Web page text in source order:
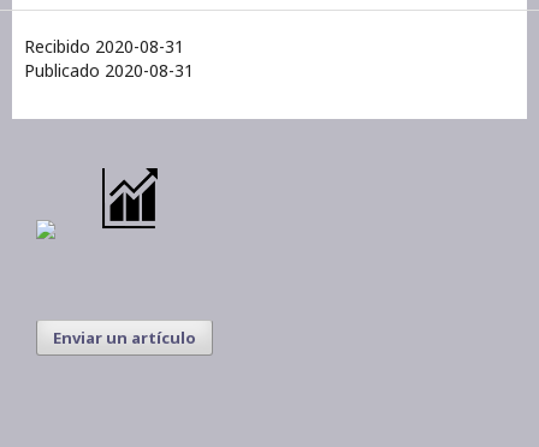
Recibido 2020-08-31
Publicado 2020-08-31
Enviar un artículo